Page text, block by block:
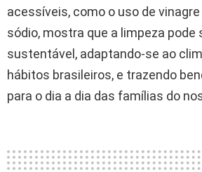
acessíveis, como o uso de
sódio, mostra que a limpeza pode
sustentável, adaptando-se ao
hábitos brasileiros, e trazendo
para o dia a dia das famílias do